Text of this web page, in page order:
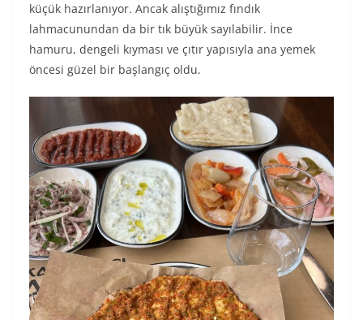
küçük hazırlanıyor. Ancak alıştığımız fındık
lahmacunundan da bir tık büyük sayılabilir. İnce
hamuru, dengeli kıyması ve çıtır yapısıyla ana yemek
öncesi güzel bir başlangıç oldu.